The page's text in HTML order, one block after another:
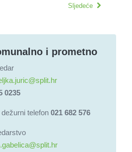
Sljedeće
i prometno
0235
telefon 021 682 576